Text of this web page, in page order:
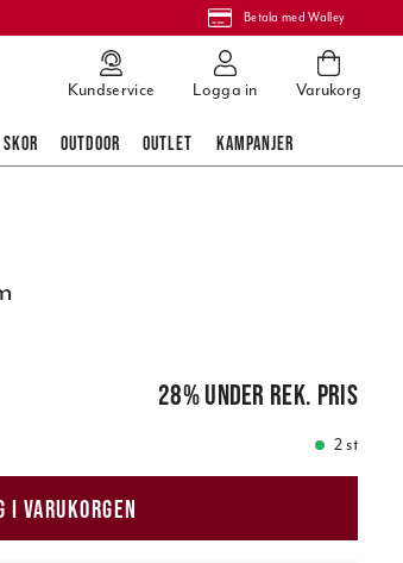
Betala med Walley
Kundservice Logga in Varukorg
OUTDOOR OUTLET KAMPANJER
28%under rek. pris
2 st
I VARUKORGEN